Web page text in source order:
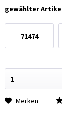
gewählter
71474
Merken